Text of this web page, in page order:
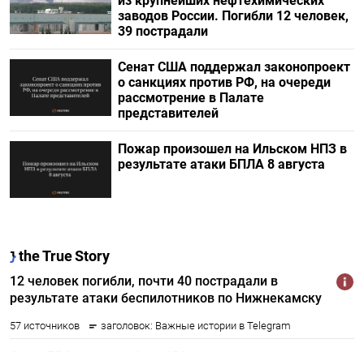
заводов России. Погибли 12 человек,
39 пострадали
Сенат США поддержал законопроект
о санкциях против РФ, на очереди
рассмотрение в Палате
представителей
Пожар произошел на Ильском НПЗ в
результате атаки БПЛА 8 августа